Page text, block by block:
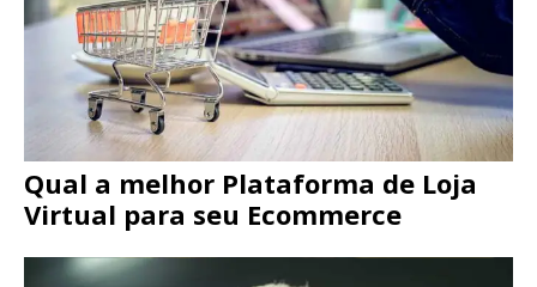
Qual a melhor Plataforma de Loja
Virtual para seu Ecommerce